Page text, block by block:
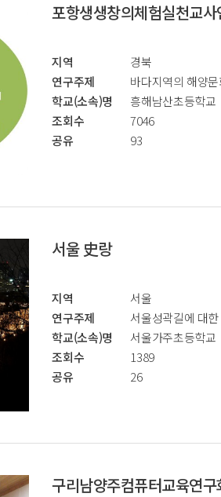
포항생생창의체험실천교사
지역
경북
연구주제
바다지역의 해양
학교(소속)명
흥해남산초등학교
조회수
7046
공유
93
서울 史랑
지역
서울
연구주제
서울성곽길에 대
학교(소속)명
서울가주초등학교
조회수
1389
공유
26
구리남양주컴퓨터교육연구